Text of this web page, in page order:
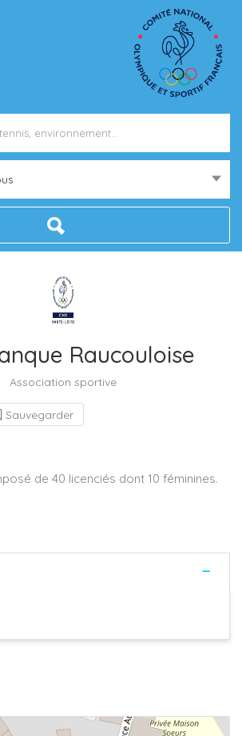
Raucouloise
Association sportive
Sauvegarder
de 40 licenciés dont 10 féminines.